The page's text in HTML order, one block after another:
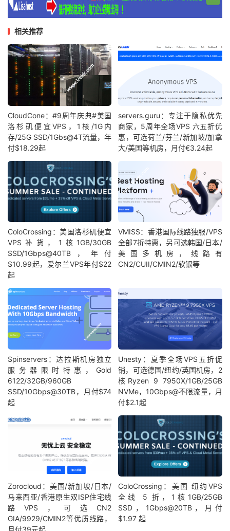
相关推荐
CloudCone：#9周年庆典#美国
洛杉矶便宜VPS，1核/1G内
存/25G SSD/1Gbs@4T流量，年
付$18.29起
servers.guru：专注于隐私优先
商家，5周年全场VPS 六五折优
惠，可选荷兰/芬兰/新加坡/加拿
大/美国等机房，月付€3.24起
ColoCrossing：美国洛杉矶便宜
VPS补货，1核1GB/30GB
SSD/1Gbps@40TB，年付
$10.99起，爱尔兰VPS年付$22
起
VMISS：香港国际线路独服/VPS
全部7折特惠，另可选韩国/日本/
美国多机房，线路有
CN2/CUII/CMIN2/软银等
Spinservers：达拉斯机房独立
服务器限时特惠，Gold
6122/32GB/960GB
SSD/10Gbps@30TB，月付$74
起
Unesty：夏季全场VPS五折促
销，可选德国/纽约/英国机房，2
核Ryzen 9 7950X/1GB/25GB
NVMe，10Gbps@不限流量，月
付$2.1起
Zorocloud：美国/新加坡/日本/
马来西亚/香港原生双ISP住宅线
路VPS，可选CN2
GIA/9929/CMIN2等优质线路，
ColoCrossing：美国 纽约VPS
全线 5 折，1核1GB/25GB
SSD，1Gbps@20TB，月付
$1.97 起